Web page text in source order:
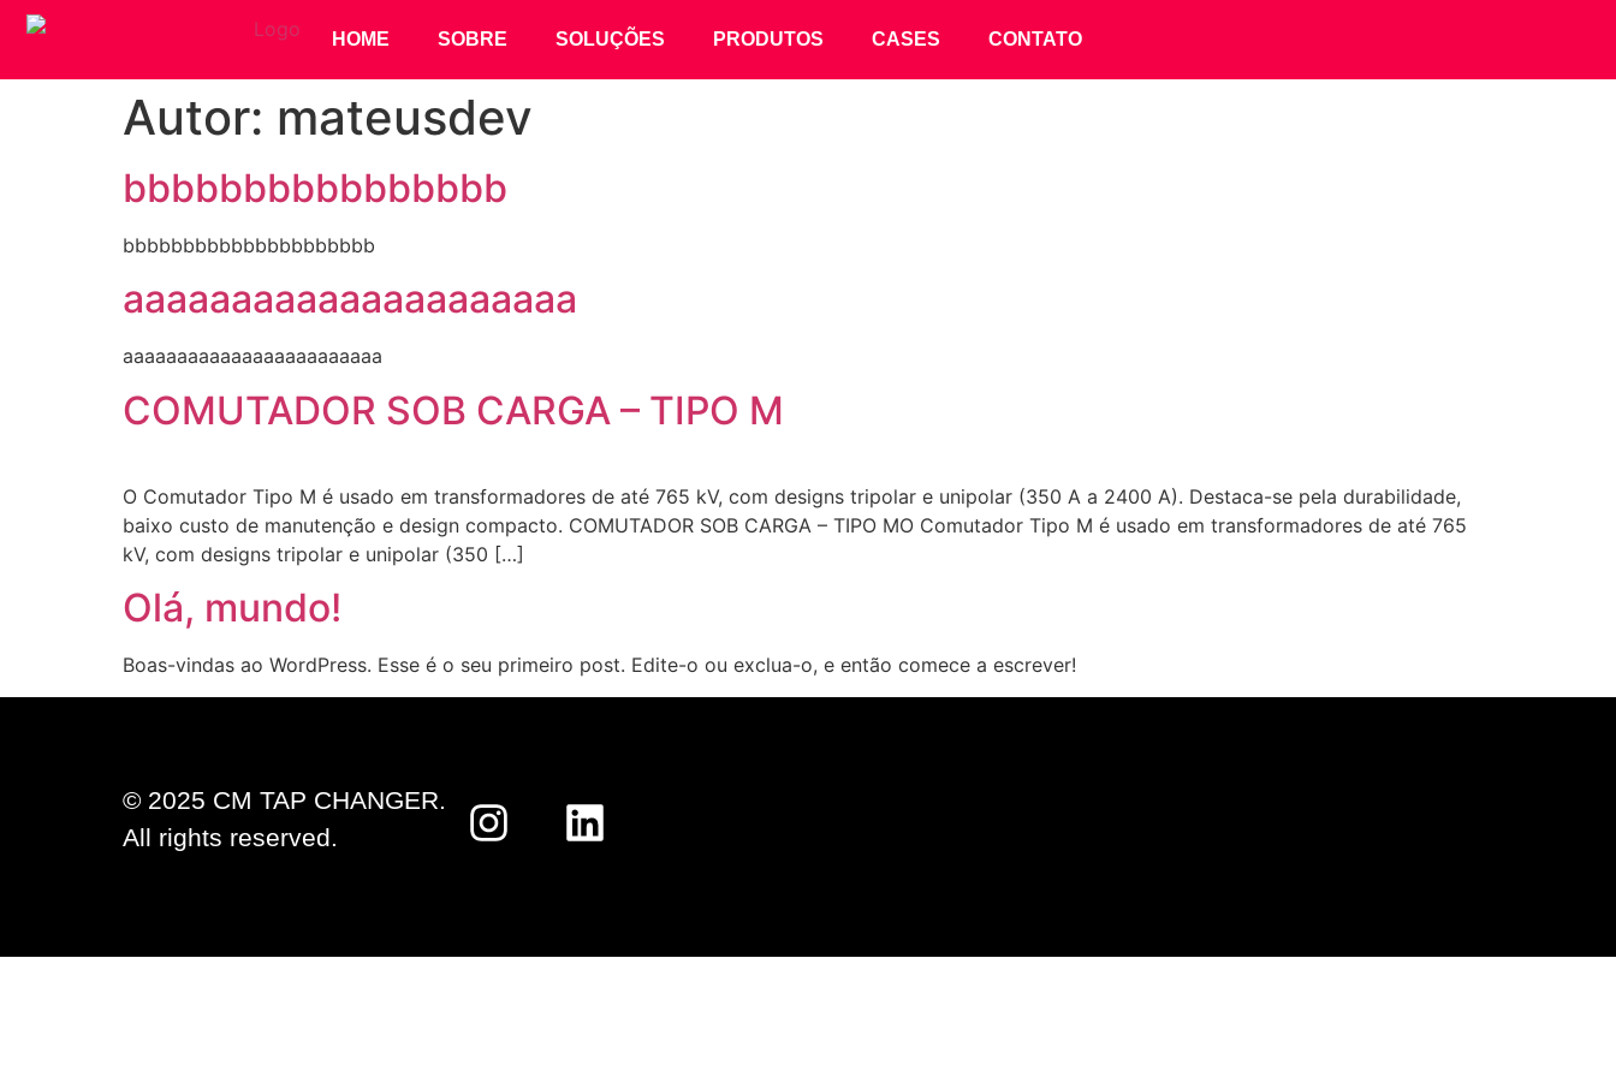
HOME SOBRE SOLUÇÕES PRODUTOS CASES CONTATO
Autor: mateusdev
bbbbbbbbbbbbbbbb
bbbbbbbbbbbbbbbbbbbbb
aaaaaaaaaaaaaaaaaaaaa
aaaaaaaaaaaaaaaaaaaaaaaa
COMUTADOR SOB CARGA – TIPO M
O Comutador Tipo M é usado em transformadores de até 765 kV, com designs tripolar e unipolar (350 A a 2400 A). Destaca-se pela durabilidade,
baixo custo de manutenção e design compacto. COMUTADOR SOB CARGA – TIPO MO Comutador Tipo M é usado em transformadores de até 765
kV, com designs tripolar e unipolar (350 […]
Olá, mundo!
Boas-vindas ao WordPress. Esse é o seu primeiro post. Edite-o ou exclua-o, e então comece a escrever!
© 2025 CM TAP CHANGER.
All rights reserved.